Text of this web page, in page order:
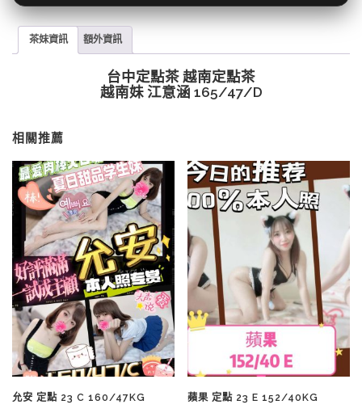
茶妹資訊 額外資訊
台中定點茶 越南定點茶
越南妹 江意涵 165/47/D
相關推薦
允安 定點 23 C 160/47KG 蘋果 定點 23 E 152/40KG